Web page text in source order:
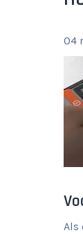
04
Als